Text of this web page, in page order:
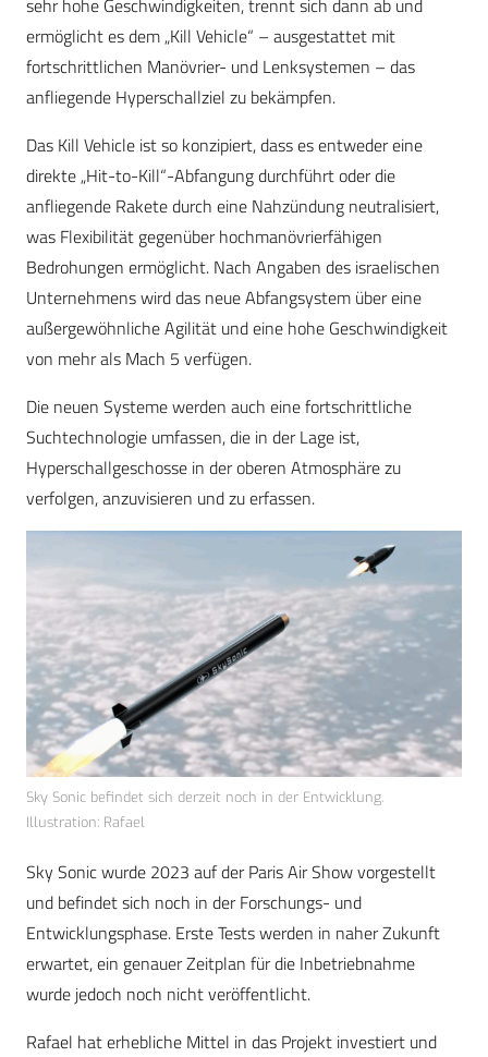
sehr hohe Geschwindigkeiten, trennt sich dann ab und
ermöglicht es dem „Kill Vehicle“ – ausgestattet mit
fortschrittlichen Manövrier- und Lenksystemen – das
anfliegende Hyperschallziel zu bekämpfen.
Das Kill Vehicle ist so konzipiert, dass es entweder eine
direkte „Hit-to-Kill“-Abfangung durchführt oder die
anfliegende Rakete durch eine Nahzündung neutralisiert,
was Flexibilität gegenüber hochmanövrierfähigen
Bedrohungen ermöglicht. Nach Angaben des israelischen
Unternehmens wird das neue Abfangsystem über eine
außergewöhnliche Agilität und eine hohe Geschwindigkeit
von mehr als Mach 5 verfügen.
Die neuen Systeme werden auch eine fortschrittliche
Suchtechnologie umfassen, die in der Lage ist,
Hyperschallgeschosse in der oberen Atmosphäre zu
verfolgen, anzuvisieren und zu erfassen.
Sky Sonic befindet sich derzeit noch in der Entwicklung.
Illustration: Rafael
Sky Sonic wurde 2023 auf der Paris Air Show vorgestellt
und befindet sich noch in der Forschungs- und
Entwicklungsphase. Erste Tests werden in naher Zukunft
erwartet, ein genauer Zeitplan für die Inbetriebnahme
wurde jedoch noch nicht veröffentlicht.
Rafael hat erhebliche Mittel in das Projekt investiert und